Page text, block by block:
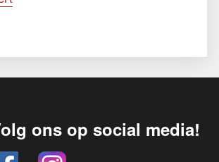
ons op social media!